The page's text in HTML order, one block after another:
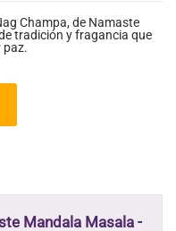
Champa, de Namaste
tradición y fragancia que
paz.
Mandala Masala -